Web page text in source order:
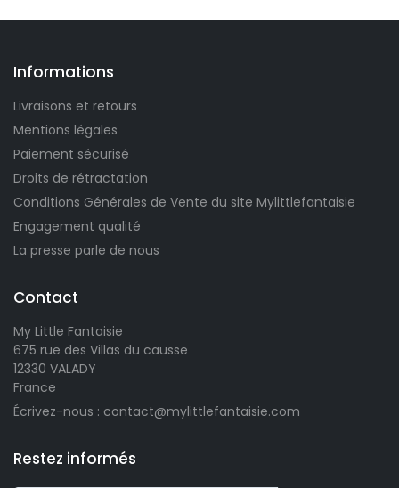
Informations
Livraisons et retours
Mentions légales
Paiement sécurisé
Droits de rétractation
Conditions Générales de Vente du site Mylittlefantaisie
Engagement qualité
La presse parle de nous
Contact
My Little Fantaisie
675 rue des Villas du causse
12330 VALADY
France
Écrivez-nous : contact@mylittlefantaisie.com
Restez informés